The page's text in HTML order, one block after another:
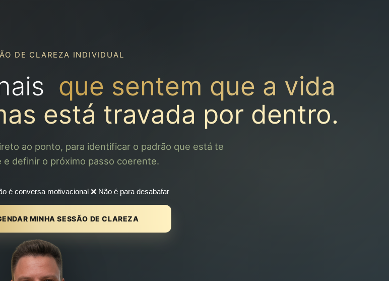
DE CLAREZA INDIVIDUAL
que sentem que a vida
está travada por dentro.
ao ponto, para identificar o padrão que está te
e definir o próximo passo coerente.
é conversa motivacional ❌ Não é para desabafar
MINHA SESSÃO DE CLAREZA